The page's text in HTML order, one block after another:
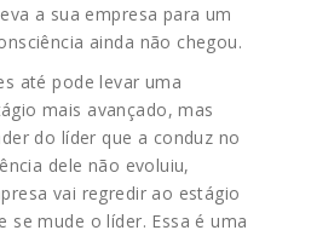
a sua empresa para um
ainda não chegou.
até pode levar uma
mais avançado, mas
do líder que a conduz no
dele não evoluiu,
vai regredir ao estágio
se mude o líder. Essa é uma